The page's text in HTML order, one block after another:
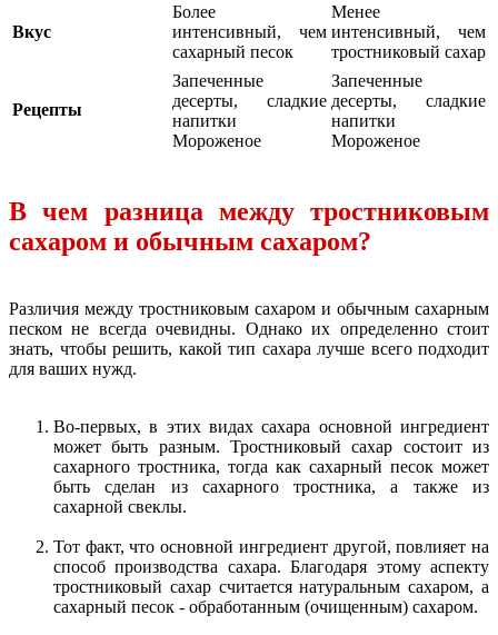
Вкус
Более
интенсивный, чем
сахарный песок
Менее
интенсивный, чем
тростниковый сахар
Рецепты
Запеченные
десерты, сладкие
напитки
Мороженое
Запеченные
десерты, сладкие
напитки
Мороженое
В чем разница между тростниковым
сахаром и обычным сахаром?
Различия между тростниковым сахаром и обычным сахарным
песком не всегда очевидны. Однако их определенно стоит
знать, чтобы решить, какой тип сахара лучше всего подходит
для ваших нужд.
Во-первых, в этих видах сахара основной ингредиент
может быть разным. Тростниковый сахар состоит из
сахарного тростника, тогда как сахарный песок может
быть сделан из сахарного тростника, а также из
сахарной свеклы.
Тот факт, что основной ингредиент другой, повлияет на
способ производства сахара. Благодаря этому аспекту
тростниковый сахар считается натуральным сахаром, а
сахарный песок - обработанным (очищенным) сахаром.